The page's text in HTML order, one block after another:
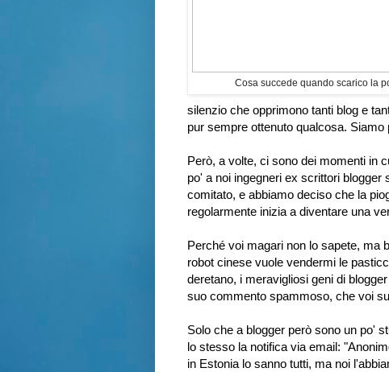
Cosa succede quando scarico la
silenzio che opprimono tanti blog e
pur sempre ottenuto qualcosa. Siamo
Però, a volte, ci sono dei momenti in
po' a noi ingegneri ex scrittori
comitato, e abbiamo deciso che la
regolarmente inizia a diventare una
Perché voi magari non lo sapete, ma
robot cinese vuole vendermi le
deretano, i meravigliosi geni di
suo commento spammoso, che voi
Solo che a blogger però sono un po'
lo stesso la notifica via email:
in Estonia lo sanno tutti, ma noi